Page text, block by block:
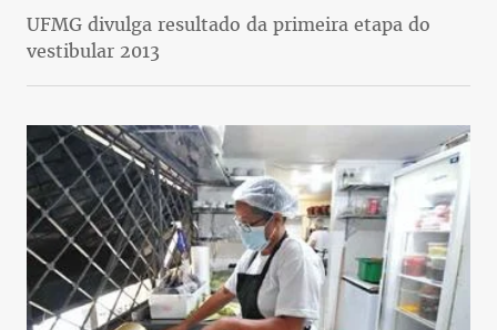
UFMG divulga resultado da primeira etapa do
vestibular 2013